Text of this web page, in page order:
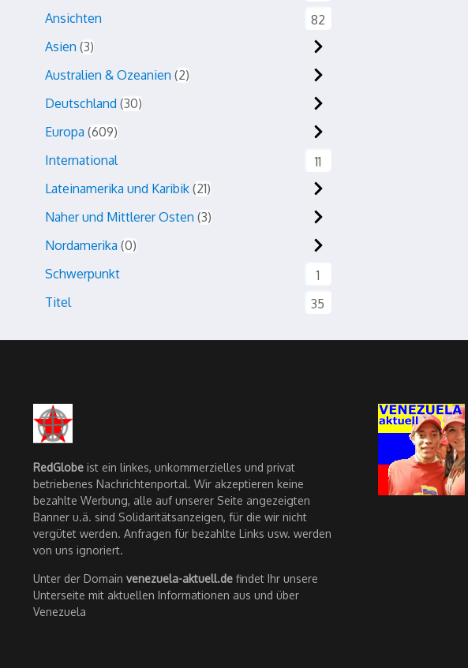
Ansichten
82
Asien 3
Australien & Ozeanien 2
Deutschland 30
Europa 609
International
11
Lateinamerika und Karibik 21
Naher und Mittlerer Osten 3
Nordamerika 0
Schwerpunkt
1
Titel
35
RedGlobe ist ein linkes, unkommerzielles und privat
betriebenes Nachrichtenportal. Wir akzeptieren keine
bezahlte Werbung, alle auf unserer Seite angezeigten
Banner u.ä. sind Solidaritätsanzeigen, für die wir nicht
vergütet werden. Anfragen für bezahlte Links usw. werden
von uns ignoriert.
Unter der Domain venezuela-aktuell.de findet Ihr unsere
Unterseite mit aktuellen Informationen aus und über
Venezuela